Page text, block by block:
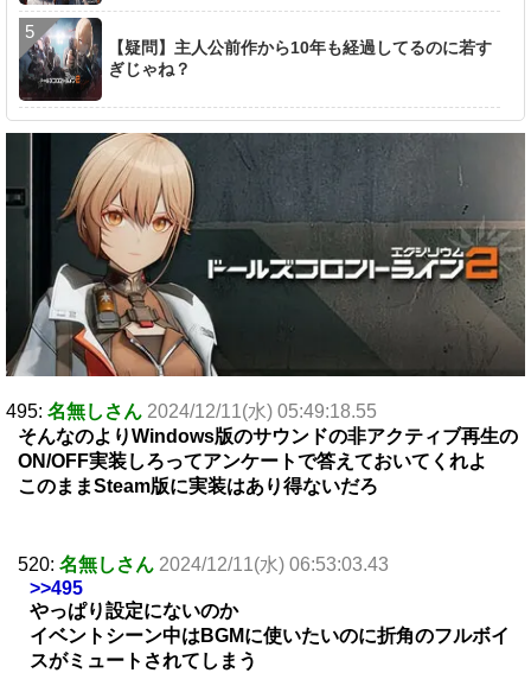
【疑問】主人公前作から10年も経過してるのに若す
ぎじゃね？
495: 名無しさん 2024/12/11(水) 05:49:18.55
そんなのよりWindows版のサウンドの非アクティブ再生の
ON/OFF実装しろってアンケートで答えておいてくれよ
このままSteam版に実装はあり得ないだろ
520: 名無しさん 2024/12/11(水) 06:53:03.43
>>495
やっぱり設定にないのか
イベントシーン中はBGMに使いたいのに折角のフルボイ
スがミュートされてしまう